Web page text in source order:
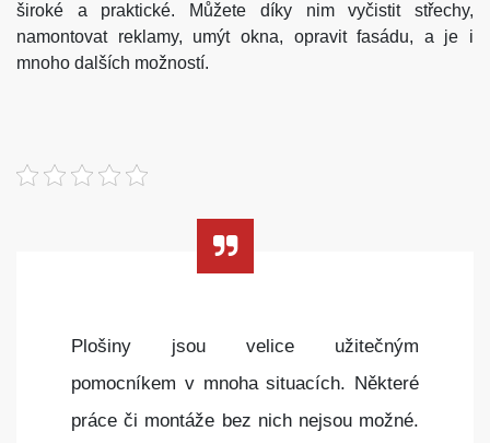
široké a praktické. Můžete díky nim vyčistit střechy,
namontovat reklamy, umýt okna, opravit fasádu, a je i
mnoho dalších možností.
Plošiny jsou velice užitečným
pomocníkem v mnoha situacích. Některé
práce či montáže bez nich nejsou možné.